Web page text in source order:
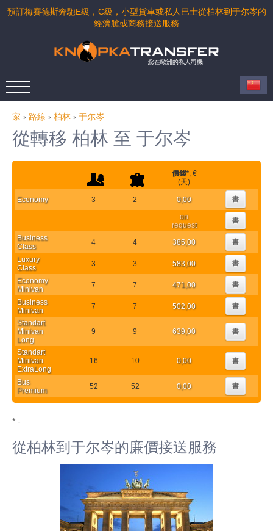
預訂梅賽德斯奔馳E級，C級，小型貨車或私人巴士從柏林到于尔岑的
經濟艙或商務接送服務
您在歐洲的私人司機
家 › 路線 › 柏林 › 于尔岑
從轉移 柏林 至 于尔岑
價錢*, €
(天)
Economy 3 2 0,00 書
on
request
書
Business
Class
4 4 385,00 書
Luxury
Class
3 3 583,00 書
Economy
Minivan
7 7 471,00 書
Business
Minivan
7 7 502,00 書
Standart
Minivan
Long
9 9 639,00 書
Standart
Minivan
ExtraLong
16 10 0,00 書
Bus
Premium
52 52 0,00 書
* -
從柏林到于尔岑的廉價接送服務